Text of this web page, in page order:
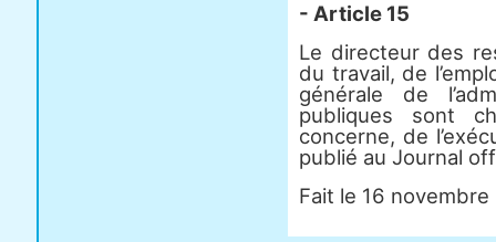
- Article 15
Le directeur des
du travail, de
générale de
publiques sont
concerne, de
publié au Journal
Fait le 16 novembre